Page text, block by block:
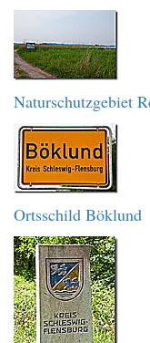
Naturschutzgebiet
Ortsschild Böklund